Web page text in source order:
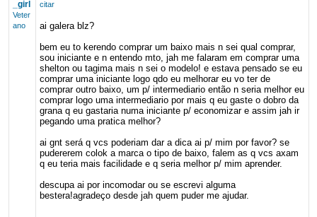
_girl
Veter
ano
citar
ai galera blz?
bem eu to kerendo comprar um baixo mais n sei qual comprar,
sou iniciante e n entendo mto, jah me falaram em comprar uma
shelton ou tagima mais n sei o modelo! e estava pensado se eu
comprar uma iniciante logo qdo eu melhorar eu vo ter de
comprar outro baixo, um p/ intermediario então n seria melhor eu
comprar logo uma intermediario por mais q eu gaste o dobro da
grana q eu gastaria numa iniciante p/ economizar e assim jah ir
pegando uma pratica melhor?
ai gnt será q vcs poderiam dar a dica ai p/ mim por favor? se
pudererem colok a marca o tipo de baixo, falem as q vcs axam
q eu teria mais facilidade e q seria melhor p/ mim aprender.
descupa ai por incomodar ou se escrevi alguma
bestera!agradeço desde jah quem puder me ajudar.